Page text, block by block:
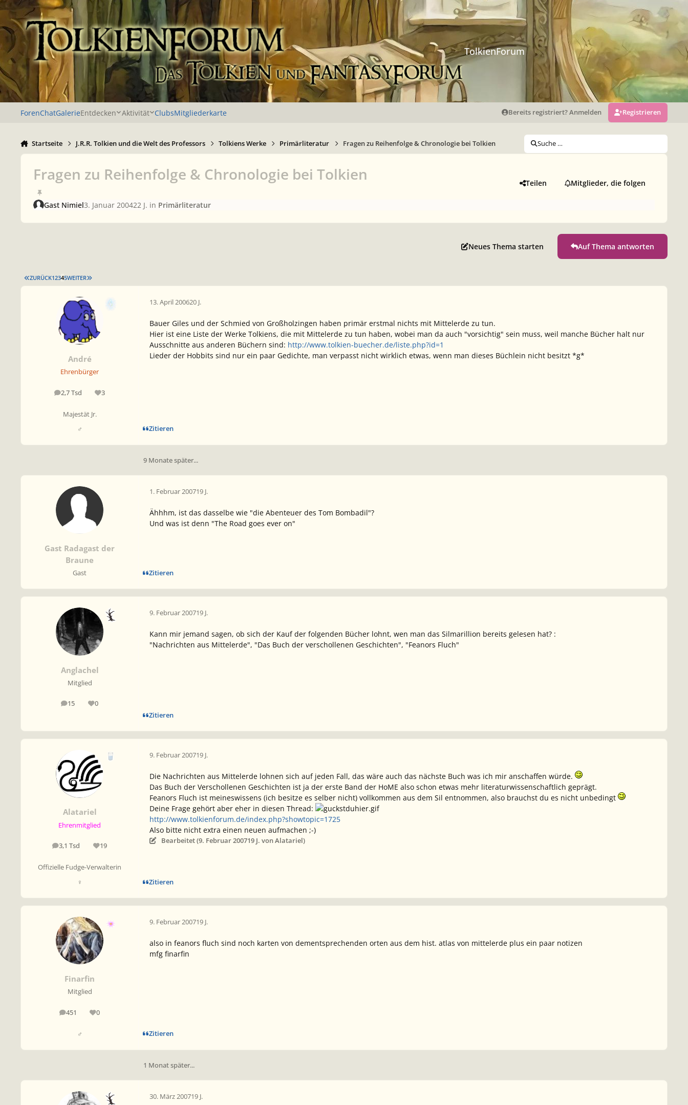
Zu Inhalt springen
TolkienForum
ForenChatGalerieEntdecken Aktivität ClubsMitgliederkarte Bereits registriert? Anmelden Registrieren
Startseite J.R.R. Tolkien und die Welt des Professors Tolkiens Werke Primärliteratur Fragen zu Reihenfolge & Chronologie bei Tolkien Suche …
Fragen zu Reihenfolge & Chronologie bei Tolkien Teilen Mitglieder, die folgen
Gast Nimiel3. Januar 200422 J. in Primärliteratur
Neues Thema starten Auf Thema antworten
ERSTE SEITE
ZURÜCK12345WEITER LETZTE SEITE
André
Ehrenbürger
2,7 Tsd
Beiträge 3
Reputation
Majestät Jr.
♂
13. April 200620 J.
Bauer Giles und der Schmied von Großholzingen haben primär erstmal nichts mit Mittelerde zu tun.
Hier ist eine Liste der Werke Tolkiens, die mit Mittelerde zu tun haben, wobei man da auch "vorsichtig" sein muss, weil manche Bücher halt nur
Ausschnitte aus anderen Büchern sind: http://www.tolkien-buecher.de/liste.php?id=1
Lieder der Hobbits sind nur ein paar Gedichte, man verpasst nicht wirklich etwas, wenn man dieses Büchlein nicht besitzt *g*
Zitieren
9 Monate später...
Gast Radagast der
Braune
Gast
1. Februar 200719 J.
Ähhhm, ist das dasselbe wie "die Abenteuer des Tom Bombadil"?
Und was ist denn "The Road goes ever on"
Zitieren
Anglachel
Mitglied
15
Beiträge 0
Reputation
9. Februar 200719 J.
Kann mir jemand sagen, ob sich der Kauf der folgenden Bücher lohnt, wen man das Silmarillion bereits gelesen hat? :
"Nachrichten aus Mittelerde", "Das Buch der verschollenen Geschichten", "Feanors Fluch"
Zitieren
Alatariel
Ehrenmitglied
3,1 Tsd
Beiträge 19
Reputation
Offizielle Fudge-Verwalterin
♀
9. Februar 200719 J.
Die Nachrichten aus Mittelerde lohnen sich auf jeden Fall, das wäre auch das nächste Buch was ich mir anschaffen würde.
Das Buch der Verschollenen Geschichten ist ja der erste Band der HoME also schon etwas mehr literaturwissenschaftlich geprägt.
Feanors Fluch ist meineswissens (ich besitze es selber nicht) vollkommen aus dem Sil entnommen, also brauchst du es nicht unbedingt
Deine Frage gehört aber eher in diesen Thread:
http://www.tolkienforum.de/index.php?showtopic=1725
Also bitte nicht extra einen neuen aufmachen ;-)
Bearbeitet (9. Februar 200719 J. von Alatariel)
Zitieren
Finarfin
Mitglied
451
Beiträge 0
Reputation
♂
9. Februar 200719 J.
also in feanors fluch sind noch karten von dementsprechenden orten aus dem hist. atlas von mittelerde plus ein paar notizen
mfg finarfin
Zitieren
1 Monat später...
30. März 200719 J.